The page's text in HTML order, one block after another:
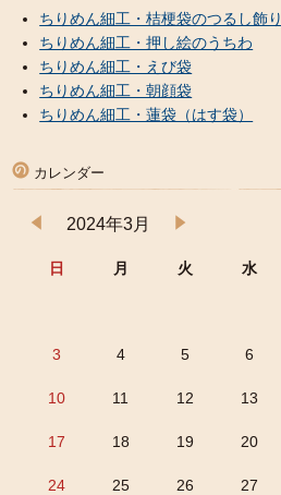
ちりめん細工・桔梗袋のつるし飾り
ちりめん細工・押し絵のうちわ
ちりめん細工・えび袋
ちりめん細工・朝顔袋
ちりめん細工・蓮袋（はす袋）
カレンダー
2024年3月
日 月 火 水
3 4 5 6
10 11 12 13
17 18 19 20
24 25 26 27